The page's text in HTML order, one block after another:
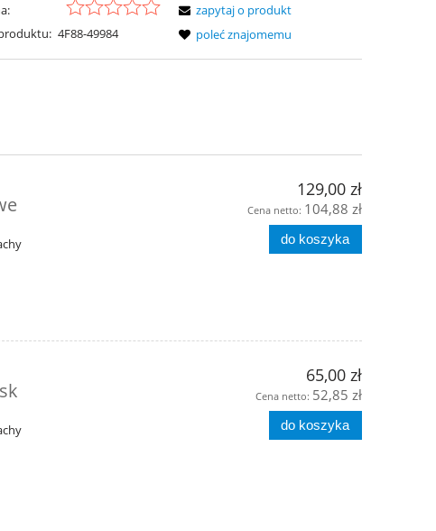
4F88-49984
zapytaj o produkt
poleć znajomemu
129,00 zł
Cena netto: 104,88 zł
do koszyka
65,00 zł
Cena netto: 52,85 zł
do koszyka